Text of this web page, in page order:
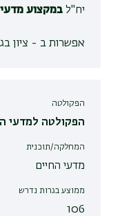
יח"ל במקצוע
אפשרות ב - ציון בגרות
הפקולטה
הפקולטה למדעי
המחלקה/תוכנית
מדעי החיים
ממוצע בגרות נדרש
106